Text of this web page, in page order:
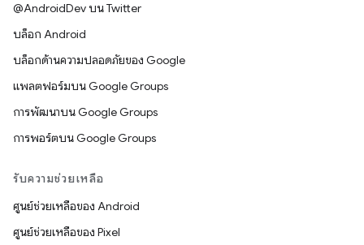
@AndroidDev บน Twitter
บล็อก Android
บล็อกด้านความปลอดภัยของ Google
แพลตฟอร์มบน Google Groups
การพัฒนาบน Google Groups
การพอร์ตบน Google Groups
รับความช่วยเหลือ
ศูนย์ช่วยเหลือของ Android
ศูนย์ช่วยเหลือของ Pixel